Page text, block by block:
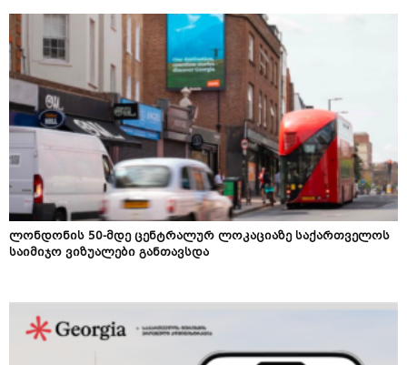
ლონდონის 50-მდე ცენტრალურ ლოკაციაზე საქართველოს
საიმიჯო ვიზუალები განთავსდა